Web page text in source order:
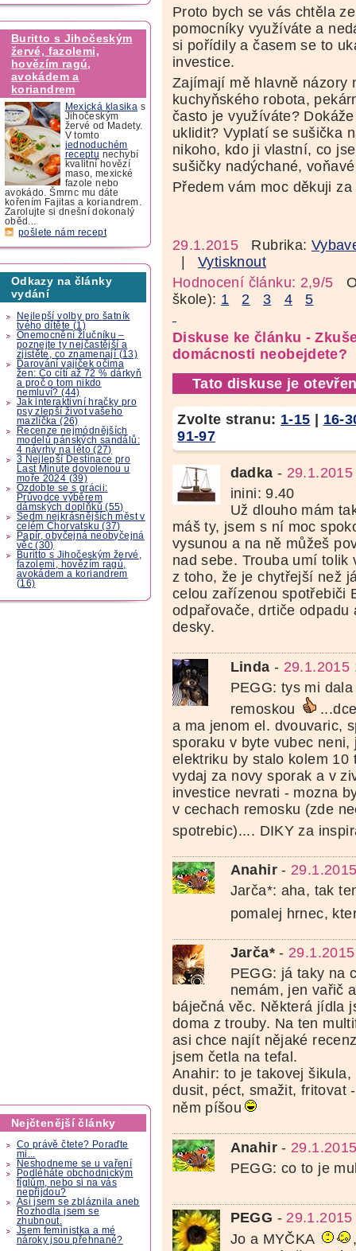
Buritto s Jihočeským
žervé, fazolemi,
hovězím ragú,
avokádem a
koriandrem
Mexická klasika s
Jihočeským
žervé od Madety.
V tomto
jednoduchém
receptu nechybí
kvalitní hovězí
maso, mexické
fazole nebo
avokádo. Šmrnc mu dáte
kořením Fajitas a koriandrem.
Zarolujte si dnešní dokonalý
oběd...
pošlete nám recept
Odkazy na články
vydání
Nejlepší volby pro šatník
tvého dítěte (1)
Onemocnění žlučníku –
poznejte ty nejčastější a
zjistěte, co znamenají (13)
Darování vajíček očima
žen: Co cítí až 72 % dárkyň
a proč o tom nikdo
nemluví? (44)
Jak interaktivní hračky pro
psy zlepší život vašeho
mazlíčka (26)
Recenze nejmódnějších
modelů pánských sandálů:
4 návrhy na léto (27)
3 Nejlepší Destinace pro
Last Minute dovolenou u
moře 2024 (39)
Ozdobte se s grácii:
Průvodce výběrem
dámských doplňků (55)
Sedm nejkrásnějších měst v
celém Chorvatsku (37)
Papír, obyčejná neobyčejná
věc (30)
Buritto s Jihočeským žervé,
fazolemi, hovězím ragú,
avokádem a koriandrem
(16)
Nejčtenější články
Co právě čtete? Poraďte
mi...
Neshodneme se u vaření
Podléháte obchodnickým
fíglům, nebo si na vás
nepřijdou?
Asi jsem se zbláznila aneb
Rozhodla jsem se
zhubnout.
Jsem feministka a mé
nároky jsou přehnané?
Proto bych se vás chtěla
pomocníky využíváte a
si pořídily a časem se to
investice.
Zajímají mě hlavně názory
kuchyňského robota,
často je využíváte?
uklidit? Vyplatí se sušička
nikoho, kdo ji vlastní, co
sušičky nadýchané,
Předem vám moc děkuji
29.1.2015 Rubrika:
|Vytisknout
Hodnocení článku: 2,9/5
škole): 1 2 3 4 5
Diskuse ke článku -
domácnosti neobejdete?
Tato diskuse je
Zvolte stranu: 1-15 | 16-
91-97
dadka -
inini: 9.40
Už dlouho mám
máš ty, jsem s ní moc
vysunou a na ně můžeš
nad sebe. Trouba umí
z toho, že je chytřejší než
celou zařízenou spotřebiči
odpařovače, drtiče odpadu
desky.
Linda - 29.1.2015
PEGG: tys mi
remoskou
a ma jenom el. dvouvaric,
sporaku v byte vubec neni,
elektriku by stalo kolem 10
vydaj za novy sporak a v
investice nevrati - mozna
v cechach remosku (zde
spotrebic).... DIKY za
Anahir-
Jarča*: aha, tak
pomalej hrnec,
Jarča*-
PEGG: já taky na
nemám, jen vařič
báječná věc. Některá jídla
doma z trouby. Na ten
asi chce najít nějaké
jsem četla na tefal.
Anahir: to je takovej
dusit, péct, smažit, fritovat
něm píšou
Anahir-
PEGG: co to je
PEGG - 29.1.2015
Jo a MYČKA